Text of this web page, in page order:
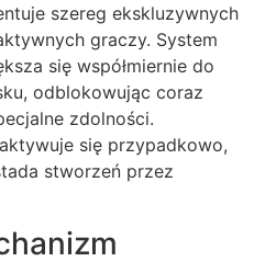
szereg ekskluzywnych
graczy. System
się współmiernie do
odblokowując coraz
zdolności.
się przypadkowo,
stworzeń przez